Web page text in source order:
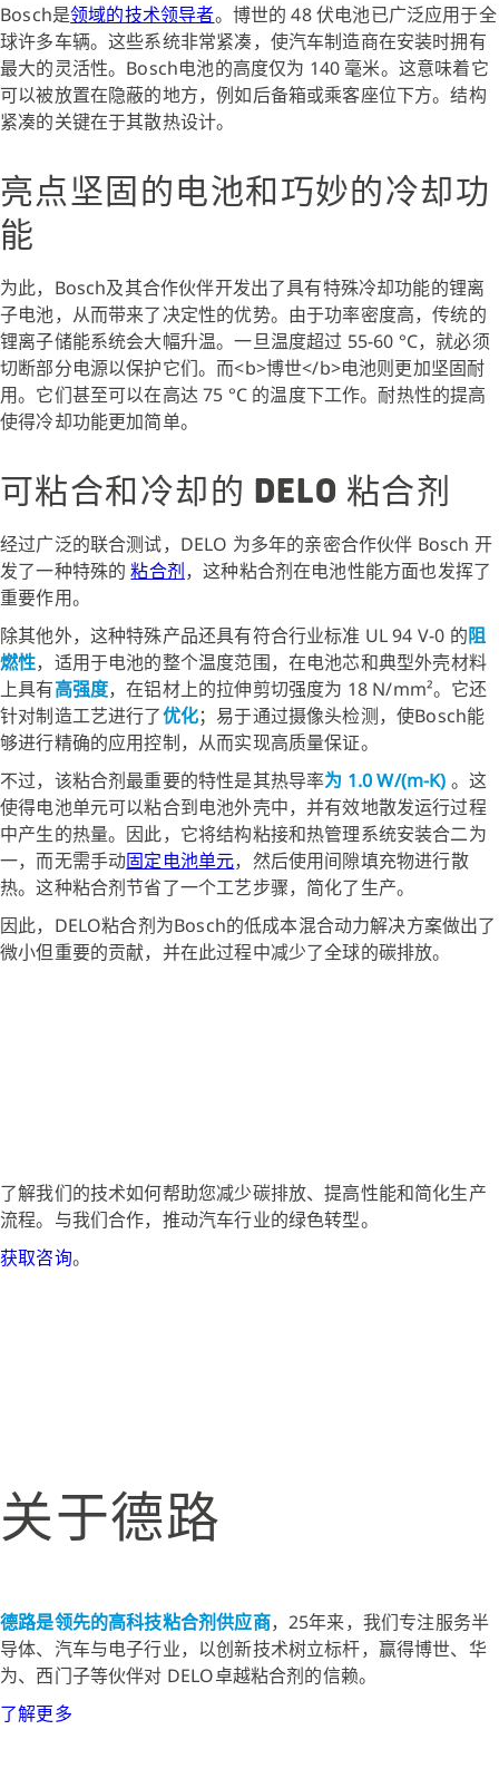
Bosch是领域的技术领导者。博世的 48 伏电池已广泛应用于全
球许多车辆。这些系统非常紧凑，使汽车制造商在安装时拥有
最大的灵活性。Bosch电池的高度仅为 140 毫米。这意味着它
可以被放置在隐蔽的地方，例如后备箱或乘客座位下方。结构
紧凑的关键在于其散热设计。
亮点坚固的电池和巧妙的冷却功
能
为此，Bosch及其合作伙伴开发出了具有特殊冷却功能的锂离
子电池，从而带来了决定性的优势。由于功率密度高，传统的
锂离子储能系统会大幅升温。一旦温度超过 55-60 °C，就必须
切断部分电源以保护它们。而<b>博世</b>电池则更加坚固耐
用。它们甚至可以在高达 75 °C 的温度下工作。耐热性的提高
使得冷却功能更加简单。
可粘合和冷却的 DELO 粘合剂
经过广泛的联合测试，DELO 为多年的亲密合作伙伴 Bosch 开
发了一种特殊的粘合剂，这种粘合剂在电池性能方面也发挥了
重要作用。
除其他外，这种特殊产品还具有符合行业标准 UL 94 V-0 的阻
燃性，适用于电池的整个温度范围，在电池芯和典型外壳材料
上具有高强度，在铝材上的拉伸剪切强度为 18 N/mm²。它还
针对制造工艺进行了优化；易于通过摄像头检测，使Bosch能
够进行精确的应用控制，从而实现高质量保证。
不过，该粘合剂最重要的特性是其热导率为 1.0 W/(m-K) 。这
使得电池单元可以粘合到电池外壳中，并有效地散发运行过程
中产生的热量。因此，它将结构粘接和热管理系统安装合二为
一，而无需手动固定电池单元，然后使用间隙填充物进行散
热。这种粘合剂节省了一个工艺步骤，简化了生产。
因此，DELO粘合剂为Bosch的低成本混合动力解决方案做出了
微小但重要的贡献，并在此过程中减少了全球的碳排放。
了解我们的技术如何帮助您减少碳排放、提高性能和简化生产
流程。与我们合作，推动汽车行业的绿色转型。
获取咨询。
关于德路
德路是领先的高科技粘合剂供应商，25年来，我们专注服务半
导体、汽车与电子行业，以创新技术树立标杆，赢得博世、华
为、西门子等伙伴对 DELO卓越粘合剂的信赖。
了解更多